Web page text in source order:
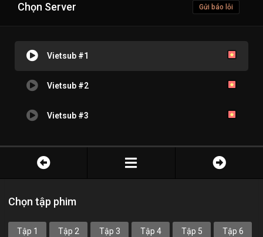
Chọn Server Gửi báo lỗi
Vietsub #1
Vietsub #2
Vietsub #3
Chọn tập phim
Tập 1 Tập 2 Tập 3 Tập 4 Tập 5 Tập 6